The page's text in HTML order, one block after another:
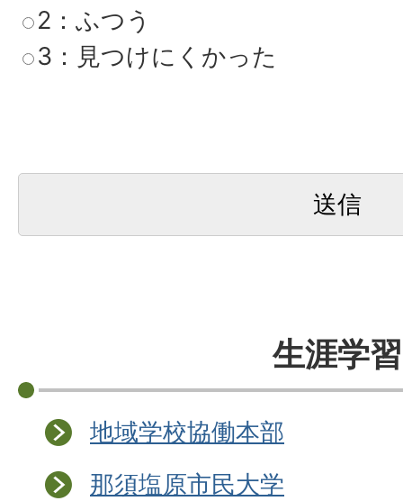
2：ふつう
3：見つけにくかった
生涯学習
地域学校協働本部
那須塩原市民大学